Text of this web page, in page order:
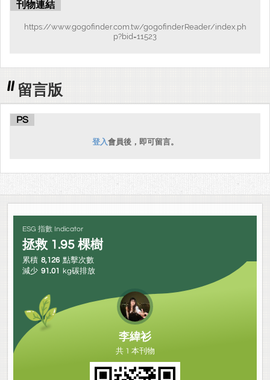
刊物連結
https://www.gogofinder.com.tw/gogofinderReader/index.ph
p?bid=11523
留言版
PS
登入會員後，即可留言。
ESG 指數 Indicator
拯救 1.95 棵樹
累積 8,126 點擊次數
減少 91.01 kg碳排放
李緯衫
共 1 本刊物